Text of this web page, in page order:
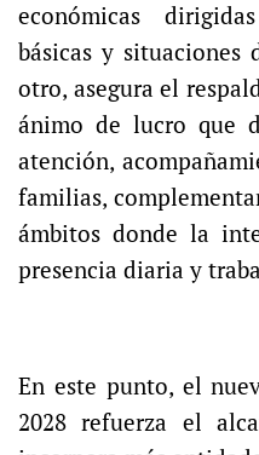
económicas
básicas y situaciones
otro, asegura el
ánimo de lucro que
atención,
familias,
ámbitos donde la
presencia diaria y
En este punto, el
2028 refuerza el